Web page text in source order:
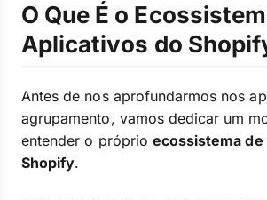
O Que É o
Aplicativos do
Antes de nos aprofundarmos nos
agrupamento, vamos dedicar um
entender o próprio ecossistema
Shopify.